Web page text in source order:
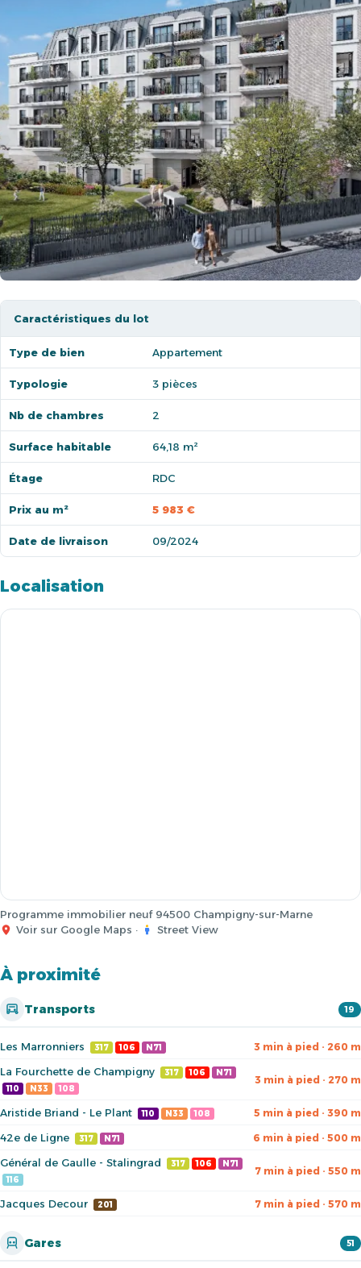
Caractéristiques du lot
Type de bien Appartement
Typologie 3 pièces
Nb de chambres 2
Surface habitable 64,18 m²
Étage RDC
Prix au m² 5 983 €
Date de livraison 09/2024
Localisation
Programme immobilier neuf 94500 Champigny-sur-Marne
Voir sur Google Maps · Street View
À proximité
Transports 19
Les Marronniers 317 106 N71 3 min à pied · 260 m
La Fourchette de Champigny 317 106
N71
110
N33 108
3 min à pied · 270 m
Aristide Briand - Le Plant 110 N33 108 5 min à pied · 390 m
42e de Ligne 317 N71 6 min à pied · 500 m
Général de Gaulle - Stalingrad 317 106
N71
116
7 min à pied · 550 m
Jacques Decour 201 7 min à pied · 570 m
Gares 51